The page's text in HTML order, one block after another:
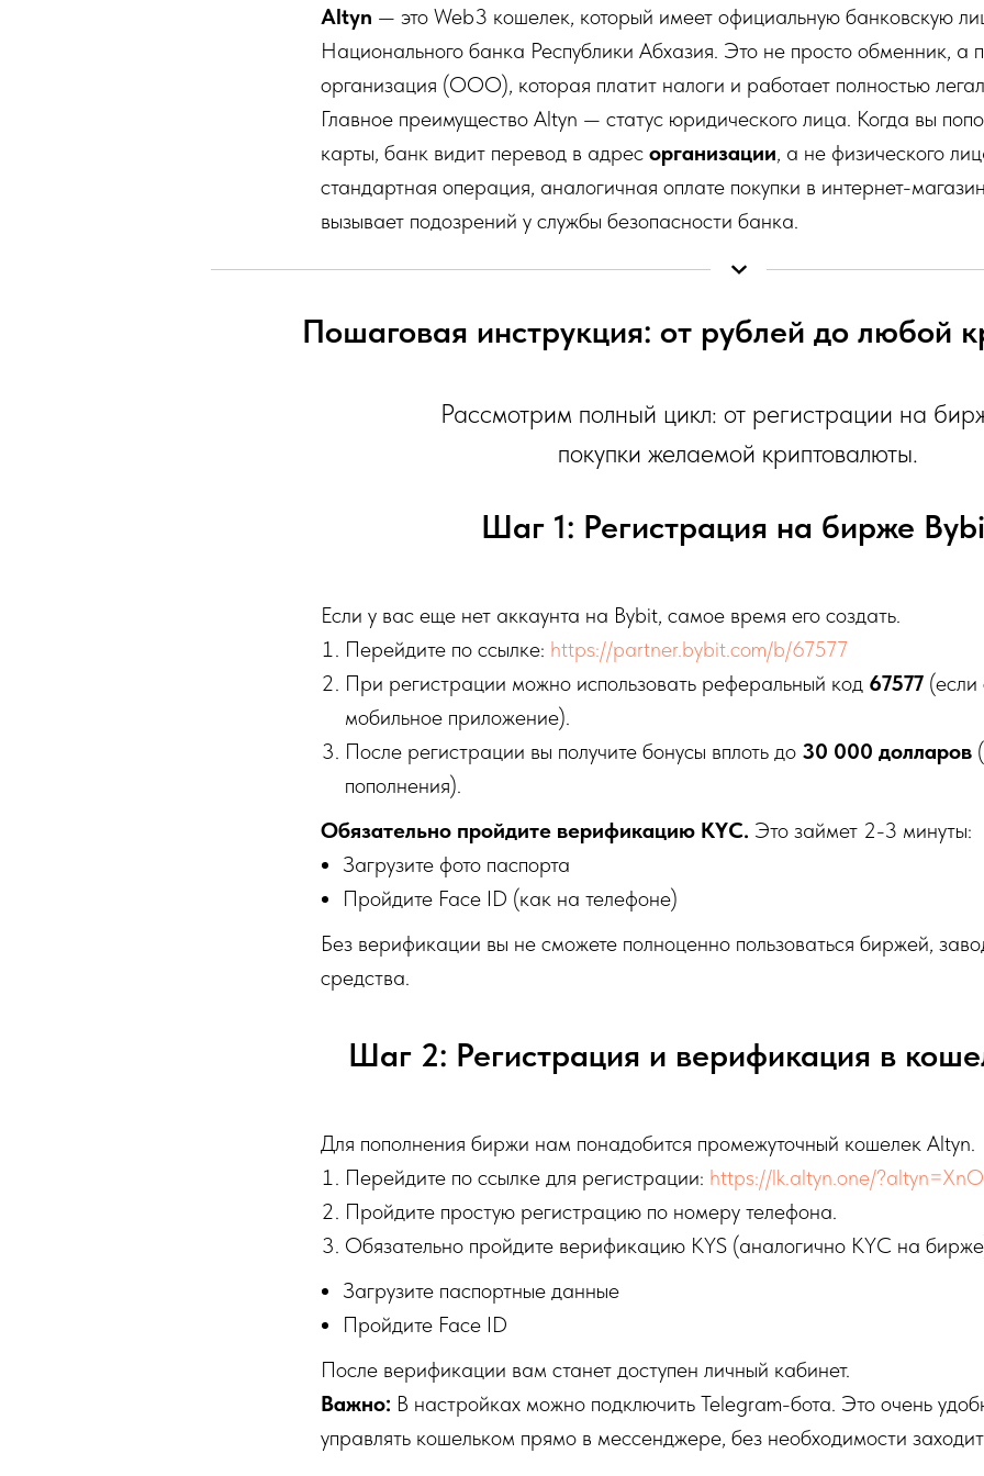
Altyn — это Web3 кошелек, который имеет официальную банковскую
Национального банка Республики Абхазия. Это не просто обменник, а
организация (ООО), которая платит налоги и работает полностью
Главное преимущество Altyn — статус юридического лица. Когда вы
карты, банк видит перевод в адрес организации, а не физического
стандартная операция, аналогичная оплате покупки в интернет-
вызывает подозрений у службы безопасности банка.
Пошаговая инструкция: от рублей до любой
Рассмотрим полный цикл: от регистрации на
покупки желаемой криптовалюты.
Шаг 1: Регистрация на бирже
Если у вас еще нет аккаунта на Bybit, самое время его создать.
Перейдите по ссылке: https://partner.bybit.com/b/67577
При регистрации можно использовать реферальный код 67577 (если
мобильное приложение).
После регистрации вы получите бонусы вплоть до 30 000 долларов
пополнения).
Обязательно пройдите верификацию KYC. Это займет 2-3 минуты:
Загрузите фото паспорта
Пройдите Face ID (как на телефоне)
Без верификации вы не сможете полноценно пользоваться биржей,
средства.
Шаг 2: Регистрация и верификация в
Для пополнения биржи нам понадобится промежуточный кошелек Altyn.
Перейдите по ссылке для регистрации: https://lk.altyn.one/
Пройдите простую регистрацию по номеру телефона.
Обязательно пройдите верификацию KYS (аналогично KYC на
Загрузите паспортные данные
Пройдите Face ID
После верификации вам станет доступен личный кабинет.
Важно: В настройках можно подключить Telegram-бота. Это очень
управлять кошельком прямо в мессенджере, без необходимости